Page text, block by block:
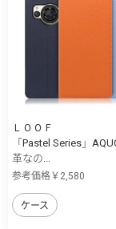
ＬＯＯＦ
「Pastel Series」
革なの...
参考価格￥2,580
ケース